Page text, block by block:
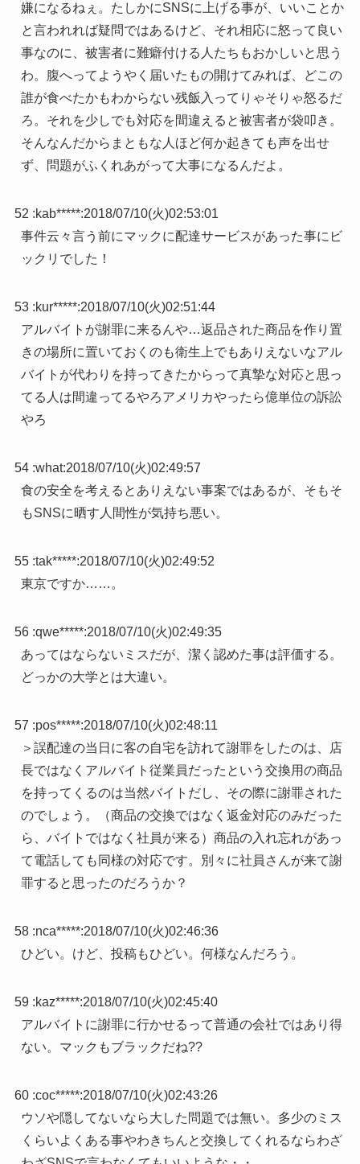
嫌になるねぇ。たしかにSNSに上げる事が、いいことか
と言われれば疑問ではあるけど、それ相応に怒って良い
事なのに、被害者に難癖付ける人たちもおかしいと思う
わ。腹へってようやく届いたもの開けてみれば、どこの
誰が食べたかもわからない残飯入ってりゃそりゃ怒るだ
ろ。それを少しでも対応を間違えると被害者が袋叩き。
そんなんだからまともな人ほど何か起きても声を出せ
ず、問題がふくれあがって大事になるんだよ。
52 :kab*****:2018/07/10(火)02:53:01
事件云々言う前にマックに配達サービスがあった事にビ
ックリでした！
53 :kur*****:2018/07/10(火)02:51:44
アルバイトが謝罪に来るんや…返品された商品を作り置
きの場所に置いておくのも衛生上でもありえないなアル
バイトが代わりを持ってきたからって真摯な対応と思っ
てる人は間違ってるやろアメリカやったら億単位の訴訟
やろ
54 :what:2018/07/10(火)02:49:57
食の安全を考えるとありえない事案ではあるが、そもそ
もSNSに晒す人間性が気持ち悪い。
55 :tak*****:2018/07/10(火)02:49:52
東京ですか……。
56 :qwe*****:2018/07/10(火)02:49:35
あってはならないミスだが、潔く認めた事は評価する。
どっかの大学とは大違い。
57 :pos*****:2018/07/10(火)02:48:11
＞誤配達の当日に客の自宅を訪れて謝罪をしたのは、店
長ではなくアルバイト従業員だったという交換用の商品
を持ってくるのは当然バイトだし、その際に謝罪された
のでしょう。（商品の交換ではなく返金対応のみだった
ら、バイトではなく社員が来る）商品の入れ忘れがあっ
て電話しても同様の対応です。別々に社員さんが来て謝
罪すると思ったのだろうか？
58 :nca*****:2018/07/10(火)02:46:36
ひどい。けど、投稿もひどい。何様なんだろう。
59 :kaz*****:2018/07/10(火)02:45:40
アルバイトに謝罪に行かせるって普通の会社ではあり得
ない。マックもブラックだね??
60 :coc*****:2018/07/10(火)02:43:26
ウソや隠してないなら大した問題では無い。多少のミス
くらいよくある事やわきちんと交換してくれるならわざ